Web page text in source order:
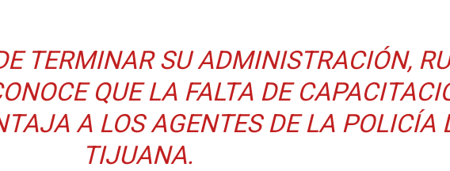
TERMINAR SU ADMINISTRACIÓN,
QUE LA FALTA DE
A LOS AGENTES DE LA POLICÍA
TIJUANA.